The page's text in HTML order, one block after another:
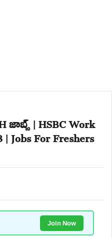
జాబ్స్ | HSBC Work
Jobs For Freshers
Join Now